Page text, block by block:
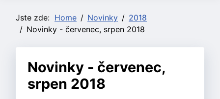
Jste zde: Home Novinky
2018
Novinky - červenec, srpen 2018
Novinky - červenec,
srpen 2018